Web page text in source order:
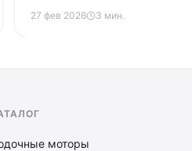
четырёхтактных. Цветовая
27 фев 2026 3 мин.
моторы